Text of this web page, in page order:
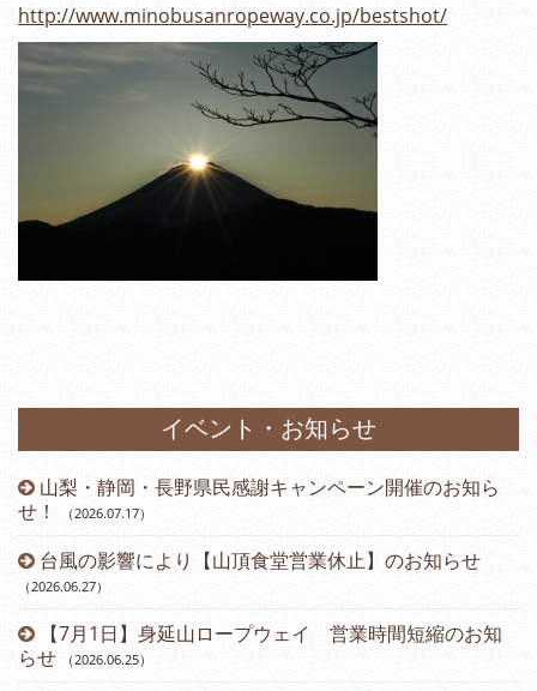
http://www.minobusanropeway.co.jp/bestshot/
イベント・お知らせ
山梨・静岡・長野県民感謝キャンペーン開催のお知ら
せ！
（2026.07.17）
台風の影響により【山頂食堂営業休止】のお知らせ
（2026.06.27）
【7月1日】身延山ロープウェイ 営業時間短縮のお知
らせ
（2026.06.25）